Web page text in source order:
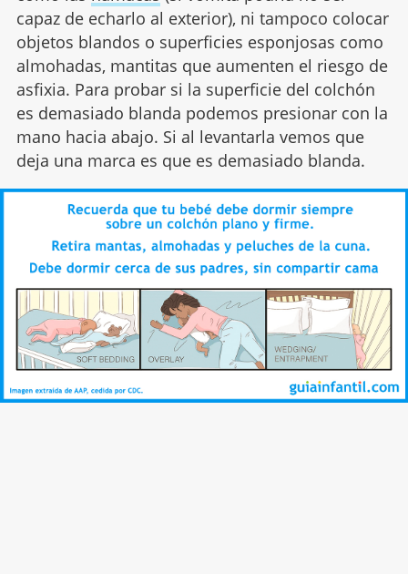
capaz de echarlo al exterior), ni tampoco colocar
objetos blandos o superficies esponjosas como
almohadas, mantitas que aumenten el riesgo de
asfixia. Para probar si la superficie del colchón
es demasiado blanda podemos presionar con la
mano hacia abajo. Si al levantarla vemos que
deja una marca es que es demasiado blanda.